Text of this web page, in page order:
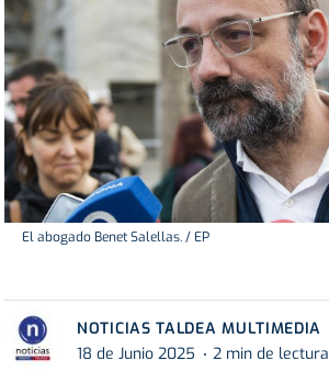
El abogado Benet Salellas. / EP
NOTICIAS TALDEA MULTIMEDIA
18 de Junio 2025
2 min de lectura